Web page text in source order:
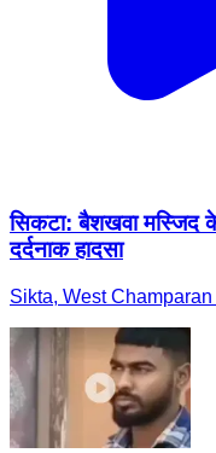
सिकटा: बैशखवा मस्जिद
दर्दनाक हादसा
Sikta, West